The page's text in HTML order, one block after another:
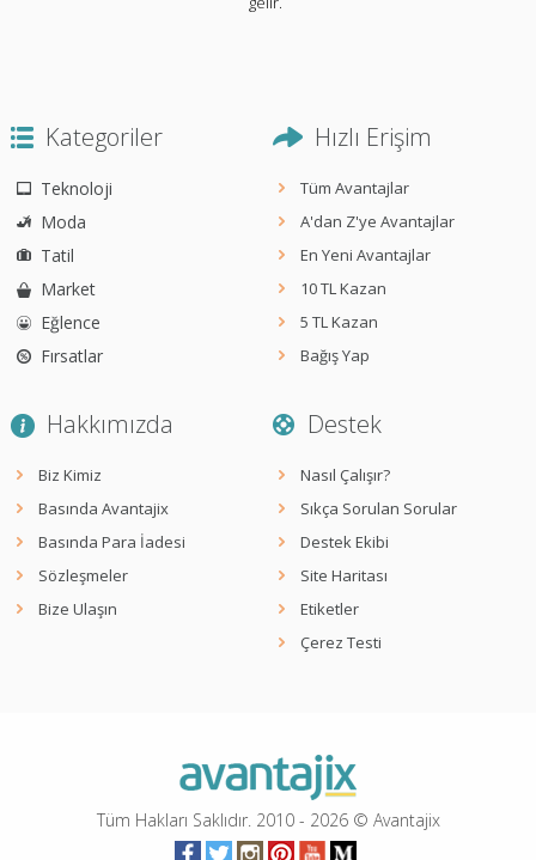
Kategoriler
Teknoloji
Moda
Tatil
Market
Eğlence
Fırsatlar
Hızlı Erişim
Tüm Avantajlar
A'dan Z'ye Avantajlar
En Yeni Avantajlar
10 TL Kazan
5 TL Kazan
Bağış Yap
Hakkımızda
Biz Kimiz
Basında Avantajix
Basında Para İadesi
Sözleşmeler
Bize Ulaşın
Destek
Nasıl Çalışır?
Sıkça Sorulan Sorular
Destek Ekibi
Site Haritası
Etiketler
Çerez Testi
Tüm Hakları Saklıdır. 2010 - 2026© Avantajix